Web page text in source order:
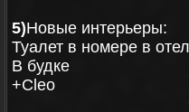
5)Новые интерьеры:
Туалет в номере в
В будке
+Cleo